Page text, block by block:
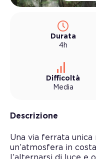
Durata
4h
Difficoltà
Media
Descrizione
Una via ferrata unica
un’atmosfera in
l’alternarsi di luce e